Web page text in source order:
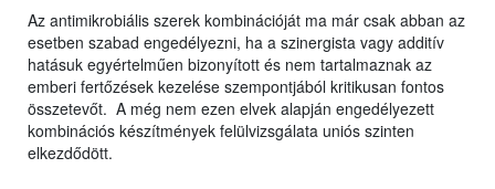
Az antimikrobiális szerek kombinációját ma már csak abban az
esetben szabad engedélyezni, ha a szinergista vagy additív
hatásuk egyértelműen bizonyított és nem tartalmaznak az
emberi fertőzések kezelése szempontjából kritikusan fontos
összetevőt. A még nem ezen elvek alapján engedélyezett
kombinációs készítmények felülvizsgálata uniós szinten
elkezdődött.